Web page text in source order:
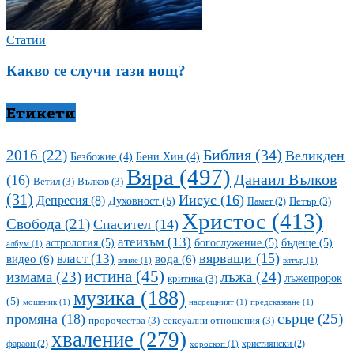
Статии
Какво се случи тази нощ?
Етикети
2016 (22) Безбожие (4) Бени Хин (4) Библия (34) Великден
(16) Ветил (3) Вълков (3) Вяра (497) Данаил Вълков
(31) Депресия (8) Духовност (5) Иисус (16) Памет (2) Петър (3)
Свобода (21) Спасител (14) Христос (413)
албум (1) астрология (5) атеизъм (13) богослужение (5) бъдеще (5)
видео (6) власт(13) влияе (1) вода (6) вярващи (15) вятър (1)
измама (23)истина (45) критика (3) лъжа (24) лъжепророк
(5) мошеник (1) музика (188) насрещният (1) предсказване (1)
промяна (18) пророчества (3) сексуални отношения (3) сърце (25)
фараон (2) хваление (279) хороскоп (1) християнски (2)